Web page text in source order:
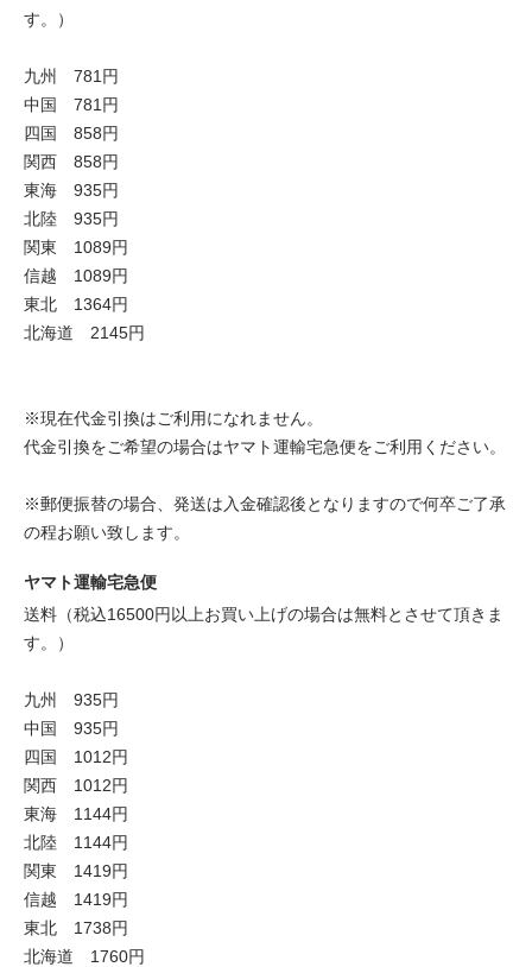
す。）
九州 781円
中国 781円
四国 858円
関西 858円
東海 935円
北陸 935円
関東 1089円
信越 1089円
東北 1364円
北海道 2145円
※現在代金引換はご利用になれません。
代金引換をご希望の場合はヤマト運輸宅急便をご利用ください。
※郵便振替の場合、発送は入金確認後となりますので何卒ご了承
の程お願い致します。
ヤマト運輸宅急便
送料（税込16500円以上お買い上げの場合は無料とさせて頂きま
す。）
九州 935円
中国 935円
四国 1012円
関西 1012円
東海 1144円
北陸 1144円
関東 1419円
信越 1419円
東北 1738円
北海道 1760円